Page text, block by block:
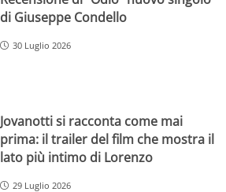
di Giuseppe Condello
30 Luglio 2026
Jovanotti si racconta come mai
prima: il trailer del film che mostra il
lato più intimo di Lorenzo
29 Luglio 2026